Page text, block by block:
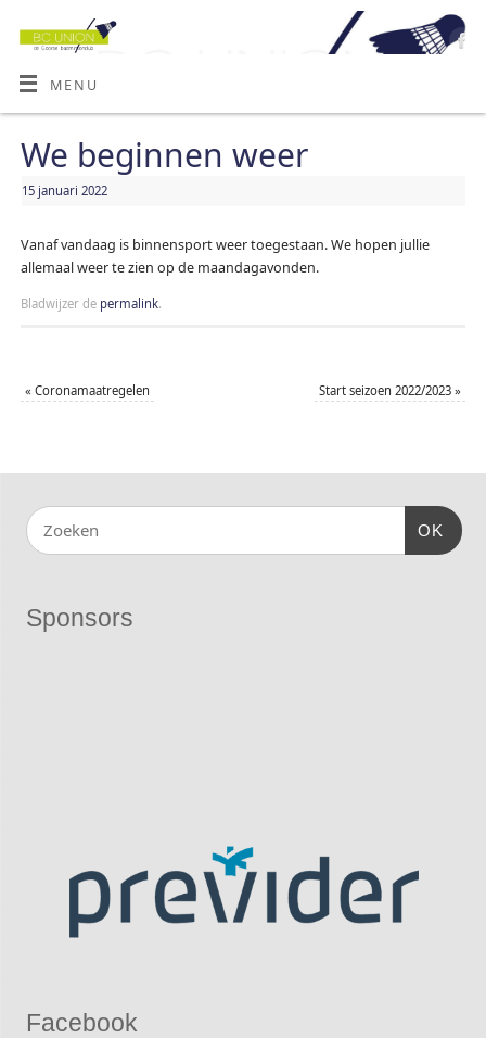
MENU
We beginnen weer
15 januari 2022
Vanaf vandaag is binnensport weer toegestaan. We hopen jullie
allemaal weer te zien op de maandagavonden.
Bladwijzer de permalink.
« Coronamaatregelen Start seizoen 2022/2023»
OK
Sponsors
Facebook